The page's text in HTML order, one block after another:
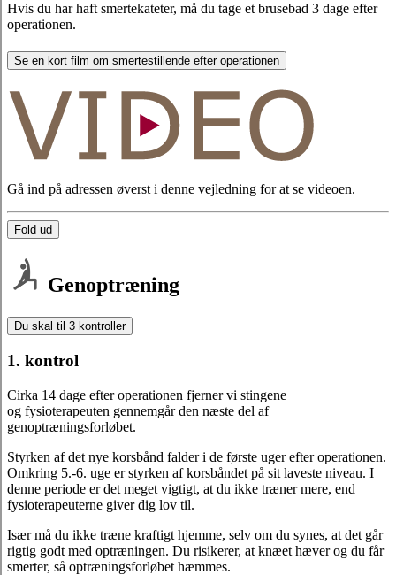
Hvis du har haft smertekateter, må du tage et brusebad 3 dage efter
operationen.
Se en kort film om smertestillende efter operationen
Gå ind på adressen øverst i denne vejledning for at se videoen.
Fold ud
Genoptræning
Du skal til 3 kontroller
1. kontrol
Cirka 14 dage efter operationen fjerner vi stingene
og fysioterapeuten gennemgår den næste del af
genoptræningsforløbet.
Styrken af det nye korsbånd falder i de første uger efter operationen.
Omkring 5.-6. uge er styrken af korsbåndet på sit laveste niveau. I
denne periode er det meget vigtigt, at du ikke træner mere, end
fysioterapeuterne giver dig lov til.
Især må du ikke træne kraftigt hjemme, selv om du synes, at det går
rigtig godt med optræningen. Du risikerer, at knæet hæver og du får
smerter, så optræningsforløbet hæmmes.